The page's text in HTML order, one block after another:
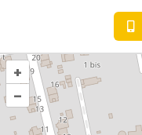
+
–
+
–